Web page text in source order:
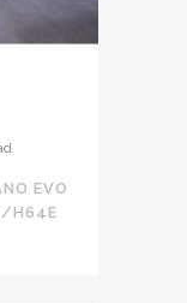
EVO
H64E